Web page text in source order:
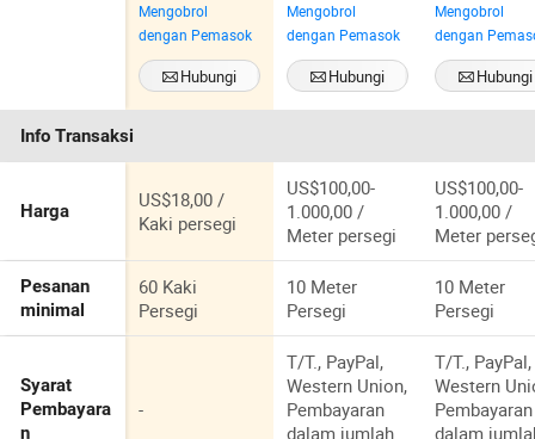
yang
Disesuaikan,
Perabotan
Rumah untuk
Bayi dan Anak-
Geser Kayu
Solid
Mengobrol
dengan Pemasok
Hubungi
Sekarang
Kontemporer
Mengobrol
dengan Pemasok
Hubungi
Sekarang
Kelas Tinggi
Mengobrol
dengan
Hubungi
Sekarang
Info Transaksi
Harga
US$18,00 /
Kaki persegi
US$100,00-
1.000,00 /
Meter persegi
US$100,00-
1.000,00 /
Meter
Pesanan
minimal
60 Kaki
Persegi
10 Meter
Persegi
10 Meter
Persegi
Syarat
Pembayara
n
-
T/T., PayPal,
Western Union,
Pembayaran
dalam jumlah
T/T., PayPal,
Western
Pembayaran
dalam